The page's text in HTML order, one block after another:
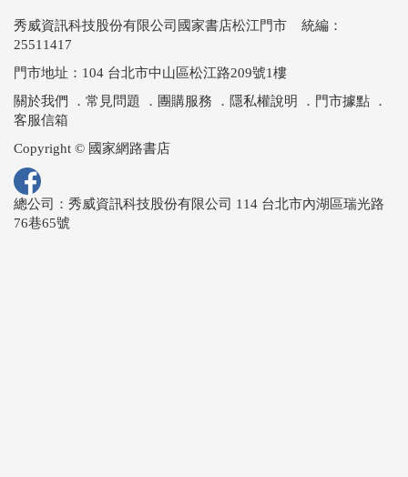
秀威資訊科技股份有限公司國家書店松江門市 統編：
25511417
門市地址：104 台北市中山區松江路209號1樓
關於我們
． 常見問題 ． 團購服務 ． 隱私權說明 ． 門市據點 ．
客服信箱
Copyright © 國家網路書店
總公司：秀威資訊科技股份有限公司 114 台北市內湖區瑞光路
76巷65號